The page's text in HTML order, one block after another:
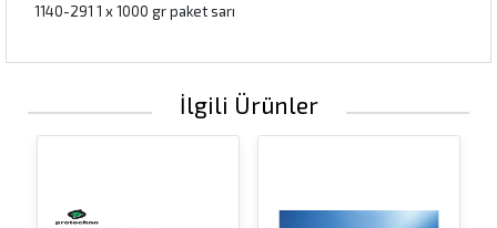
1140-291 1 x 1000 gr paket sarı
İlgili Ürünler